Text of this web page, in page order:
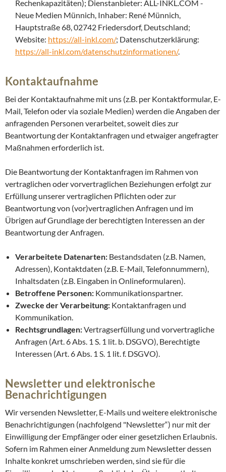
Rechenkapazitäten); Dienstanbieter: ALL-INKL.COM -
Neue Medien Münnich, Inhaber: René Münnich,
Hauptstraße 68, 02742 Friedersdorf, Deutschland;
Website: https://all-inkl.com/; Datenschutzerklärung:
https://all-inkl.com/datenschutzinformationen/.
Kontaktaufnahme
Bei der Kontaktaufnahme mit uns (z.B. per Kontaktformular, E-
Mail, Telefon oder via soziale Medien) werden die Angaben der
anfragenden Personen verarbeitet, soweit dies zur
Beantwortung der Kontaktanfragen und etwaiger angefragter
Maßnahmen erforderlich ist.
Die Beantwortung der Kontaktanfragen im Rahmen von
vertraglichen oder vorvertraglichen Beziehungen erfolgt zur
Erfüllung unserer vertraglichen Pflichten oder zur
Beantwortung von (vor)vertraglichen Anfragen und im
Übrigen auf Grundlage der berechtigten Interessen an der
Beantwortung der Anfragen.
Verarbeitete Datenarten: Bestandsdaten (z.B. Namen,
Adressen), Kontaktdaten (z.B. E-Mail, Telefonnummern),
Inhaltsdaten (z.B. Eingaben in Onlineformularen).
Betroffene Personen: Kommunikationspartner.
Zwecke der Verarbeitung: Kontaktanfragen und
Kommunikation.
Rechtsgrundlagen:Vertragserfüllung und vorvertragliche
Anfragen (Art. 6 Abs. 1 S. 1 lit. b. DSGVO), Berechtigte
Interessen (Art. 6 Abs. 1 S. 1 lit. f. DSGVO).
Newsletter und elektronische
Benachrichtigungen
Wir versenden Newsletter, E-Mails und weitere elektronische
Benachrichtigungen (nachfolgend "Newsletter“) nur mit der
Einwilligung der Empfänger oder einer gesetzlichen Erlaubnis.
Sofern im Rahmen einer Anmeldung zum Newsletter dessen
Inhalte konkret umschrieben werden, sind sie für die